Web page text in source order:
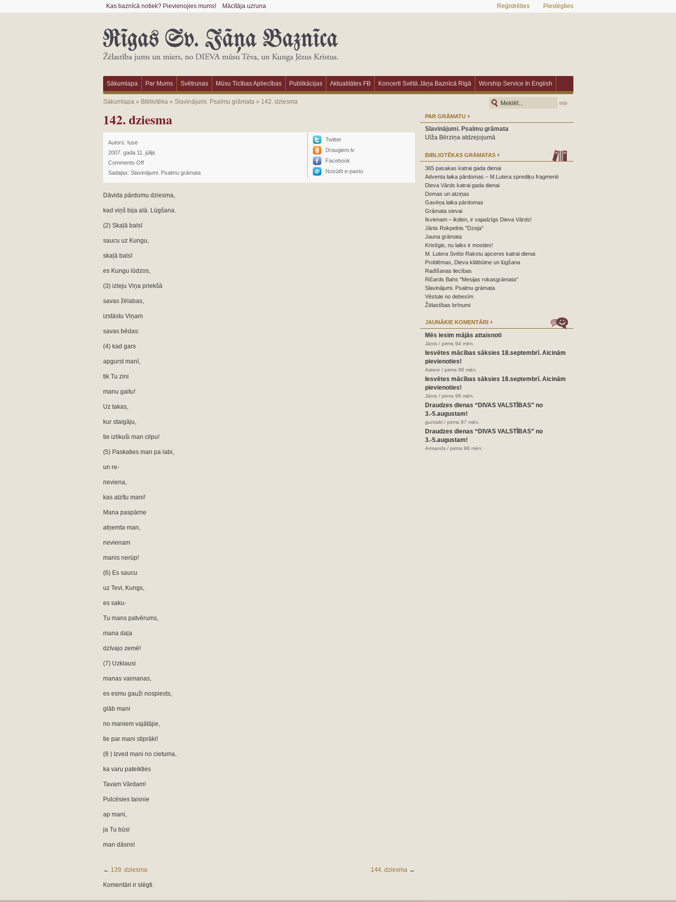
Kas baznīcā notiek? Pievienojies mums! Mācītāja uzruna Reģistrēties Pieslēgties
Sākumlapa Par Mums Svētrunas Mūsu Ticības Apliecības Publikācijas Aktualitātes FB Koncerti Svētā Jāņa Baznīcā Rīgā Worship Service In English
Sākumlapa» Bibliotēka» Slavinājumi. Psalmu grāmata» 142. dziesma
142. dziesma
Autors: Iuse
2007. gada 11. jūlijs
Comments Off
Sadaļas: Slavinājumi. Psalmu grāmata
Twitter
Draugiem.lv
Facebook
Nosūtīt e-pastu
Dāvida pārdomu dziesma,
kad viņš bija alā. Lūgšana.
(2) Skaļā balsī
saucu uz Kungu,
skaļā balsī
es Kungu lūdzos,
(3) izleju Viņa priekšā
savas žēlabas,
izstāstu Viņam
savas bēdas:
(4) kad gars
apgurst manī,
tik Tu zini
manu gaitu!
Uz takas,
kur staigāju,
tie izlikuši man cilpu!
(5) Paskaties man pa labi,
un re-
neviena,
kas atzītu mani!
Mana paspārne
atņemta man,
nevienam
manis nerūp!
(6) Es saucu
uz Tevi, Kungs,
es saku-
Tu mans patvērums,
mana daļa
dzīvajo zemē!
(7) Uzklausi
manas vaimanas,
es esmu gauži nospiests,
glāb mani
no maniem vajātājie,
tie par mani stiprāki!
(8 ) Izved mani no cietuma,
ka varu pateikties
Tavam Vārdam!
Pulcēsies taisnie
ap mani,
ja Tu būsi
man dāsns!
← 139. dziesma 144. dziesma→
Komentāri ir slēgti.
PAR GRĀMATU
Slavinājumi. Psalmu grāmata
Ulža Bērziņa atdzejojumā
BIBLIOTĒKAS GRĀMATAS
365 pasakas katrai gada dienai
Adventa laika pārdomas – M.Lutera sprediķu fragmenti
Dieva Vārds katrai gada dienai
Domas un atziņas
Gavēņa laika pārdomas
Grāmata sievai
Ikvienam – ikdien, ir vajadzīgs Dieva Vārds!
Jānis Rokpelnis "Dzeja"
Jauna grāmata
Kristīgie, nu laiks ir mosties!
M. Lutera Svēto Rakstu apceres katrai dienai
Problēmas, Dieva klātbūtne un lūgšana
Radīšanas liecības
Ričards Bahs "Mesijas rokasgrāmata"
Slavinājumi. Psalmu grāmata
Vēstule no debesīm
Žēlastības brīnumi
JAUNĀKIE KOMENTĀRI
Mēs iesim mājās attaisnoti
Jānis / pirms 94 mēn.
Iesvētes mācības sāksies 18.septembrī. Aicinām
pievienoties!
Astere / pirms 96 mēn.
Iesvētes mācības sāksies 18.septembrī. Aicinām
pievienoties!
Jānis / pirms 96 mēn.
Draudzes dienas “DIVAS VALSTĪBAS” no
3.-5.augustam!
guntabl / pirms 97 mēn.
Draudzes dienas “DIVAS VALSTĪBAS” no
3.-5.augustam!
Armands / pirms 98 mēn.